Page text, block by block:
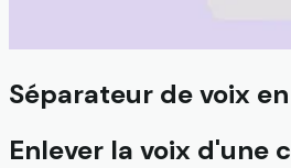
Séparateur de voix
Enlever la voix d'une